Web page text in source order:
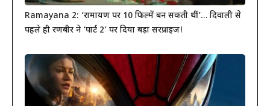
Ramayana 2: ‘रामायण पर 10 फिल्में बन सकती थीं’… दिवाली से
पहले ही रणबीर ने ‘पार्ट 2’ पर दिया बड़ा सरप्राइज!